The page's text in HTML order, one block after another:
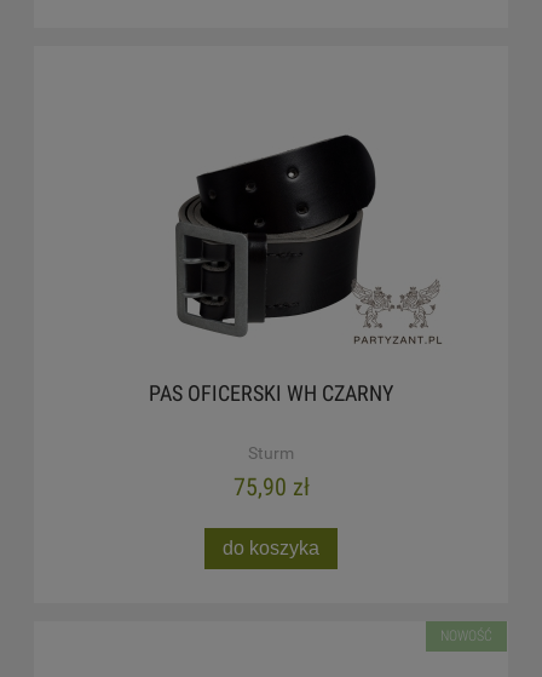
PAS OFICERSKI WH CZARNY
Sturm
75,90 zł
do koszyka
NOWOŚĆ